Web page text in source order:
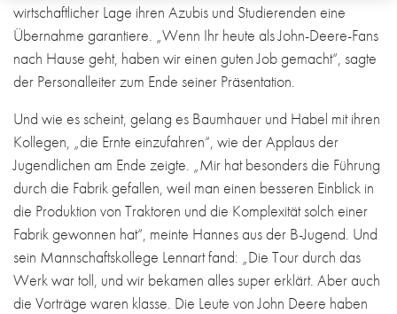
wirtschaftlicher Lage ihren Azubis und Studierenden eine
Übernahme garantiere. „Wenn Ihr heute als John-Deere-Fans
nach Hause geht, haben wir einen guten Job gemacht“, sagte
der Personalleiter zum Ende seiner Präsentation.
Und wie es scheint, gelang es Baumhauer und Habel mit ihren
Kollegen, „die Ernte einzufahren“, wie der Applaus der
Jugendlichen am Ende zeigte. „Mir hat besonders die Führung
durch die Fabrik gefallen, weil man einen besseren Einblick in
die Produktion von Traktoren und die Komplexität solch einer
Fabrik gewonnen hat“, meinte Hannes aus der B-Jugend. Und
sein Mannschaftskollege Lennart fand: „Die Tour durch das
Werk war toll, und wir bekamen alles super erklärt. Aber auch
die Vorträge waren klasse. Die Leute von John Deere haben